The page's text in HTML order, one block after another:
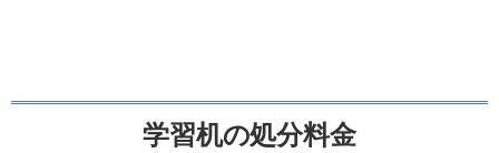
学習机の処分料金